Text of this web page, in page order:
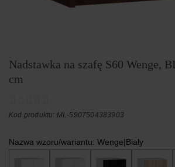
Nadstawka na szafę S60 Wenge,
cm
Kod produktu: ML-5907504383903
Nazwa wzoru/wariantu: Wenge|Biały